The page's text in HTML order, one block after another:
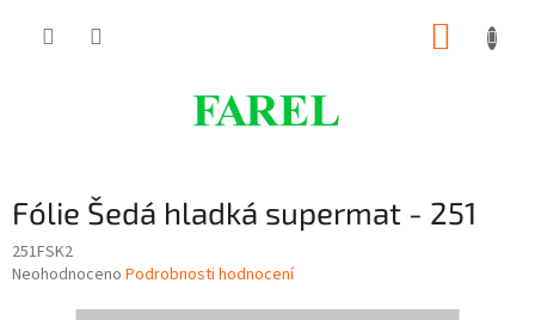
Fólie Šedá hladká supermat - 251
251FSK2
Průměrné
Neohodnoceno Podrobnosti hodnocení